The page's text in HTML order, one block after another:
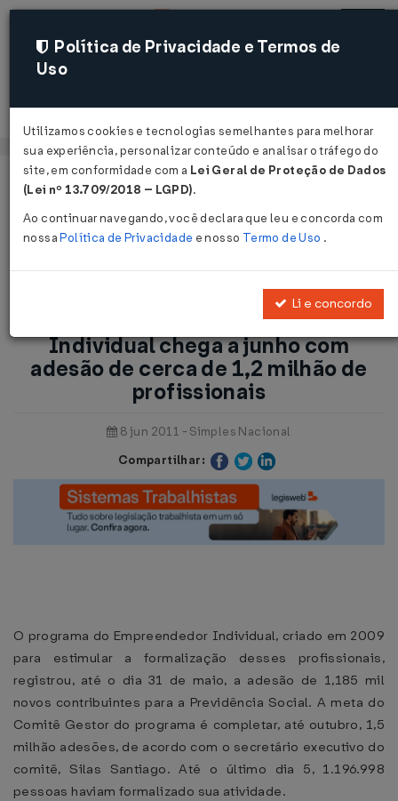
Acessar
Página Inicial
Notícias
adesão de cerca de 1,2 milhão de profissionais...
Voltar
Programa do Empreendedor
Individual chega a junho com
adesão de cerca de 1,2 milhão de
profissionais
8 jun 2011 - Simples Nacional
Compartilhar:
O programa do Empreendedor Individual, criado em 2009
para estimular a formalização desses profissionais,
registrou, até o dia 31 de maio, a adesão de 1,185 mil
novos contribuintes para a Previdência Social. A meta do
Comitê Gestor do programa é completar, até outubro, 1,5
milhão adesões, de acordo com o secretário executivo do
comitê, Silas Santiago. Até o último dia 5, 1.196.998
pessoas haviam formalizado sua atividade.
Política de Privacidade e Termos de
Uso
Utilizamos cookies e tecnologias semelhantes para melhorar
sua experiência, personalizar conteúdo e analisar o tráfego do
site, em conformidade com a Lei Geral de Proteção de Dados
(Lei nº 13.709/2018 – LGPD).
Ao continuar navegando, você declara que leu e concorda com
nossaPolítica de Privacidade e nosso Termo de Uso .
Li e concordo